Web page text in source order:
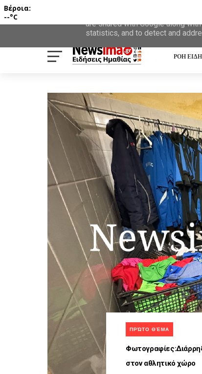
ΡΟΗ
ΠΡΏΤΟ ΘΈΜΑ
στον αθλητικό χώρο
Βέροια:
--°C
are shared with Google along
statistics, and to detect and